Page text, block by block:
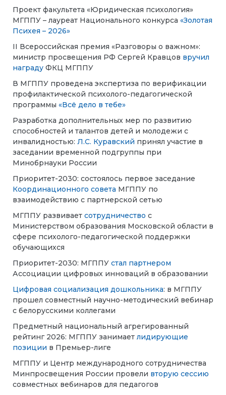
Проект факультета «Юридическая психология»
МГППУ – лауреат Национального конкурса «Золотая
Психея – 2026»
II Всероссийская премия «Разговоры о важном»:
министр просвещения РФ Сергей Кравцов вручил
награду ФКЦ МГППУ
В МГППУ проведена экспертиза по верификации
профилактической психолого-педагогической
программы «Всё дело в тебе»
Разработка дополнительных мер по развитию
способностей и талантов детей и молодежи с
инвалидностью: Л.С. Куравский принял участие в
заседании временной подгруппы при
Минобрнауки России
Приоритет-2030: состоялось первое заседание
Координационного совета МГППУ по
взаимодействию с партнерской сетью
МГППУ развивает сотрудничество с
Министерством образования Московской области в
сфере психолого-педагогической поддержки
обучающихся
Приоритет-2030: МГППУ стал партнером
Ассоциации цифровых инноваций в образовании
Цифровая социализация дошкольника: в МГППУ
прошел совместный научно-методический вебинар
с белорусскими коллегами
Предметный национальный агрегированный
рейтинг 2026: МГППУ занимает лидирующие
позиции в Премьер-лиге
МГППУ и Центр международного сотрудничества
Минпросвещения России провели вторую сессию
совместных вебинаров для педагогов